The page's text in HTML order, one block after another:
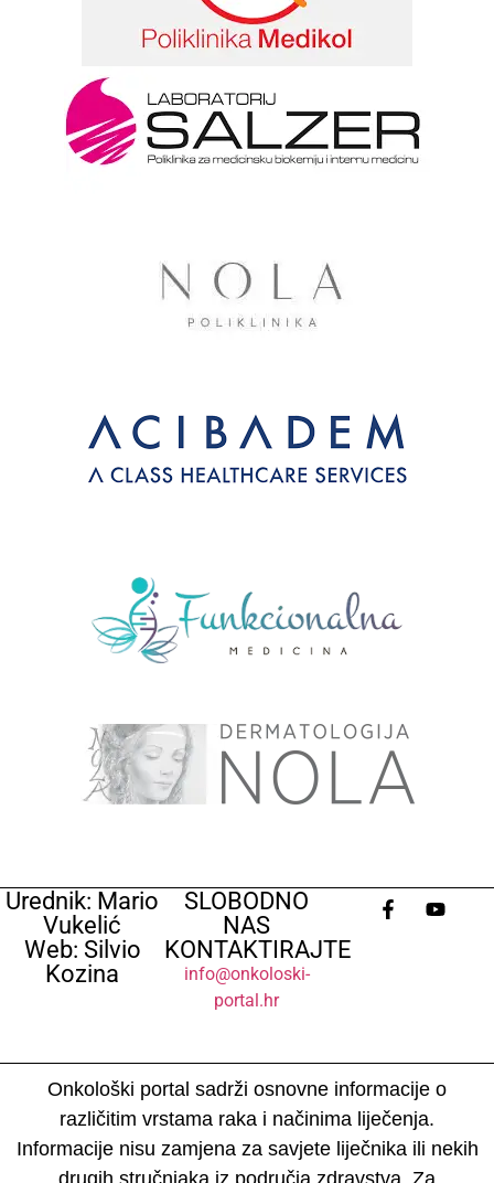
Urednik: Mario
Vukelić
Web: Silvio
Kozina
SLOBODNO
NAS
KONTAKTIRAJTE
info@onkoloski-
portal.hr
Onkološki portal sadrži osnovne informacije o
različitim vrstama raka i načinima liječenja.
Informacije nisu zamjena za savjete liječnika ili nekih